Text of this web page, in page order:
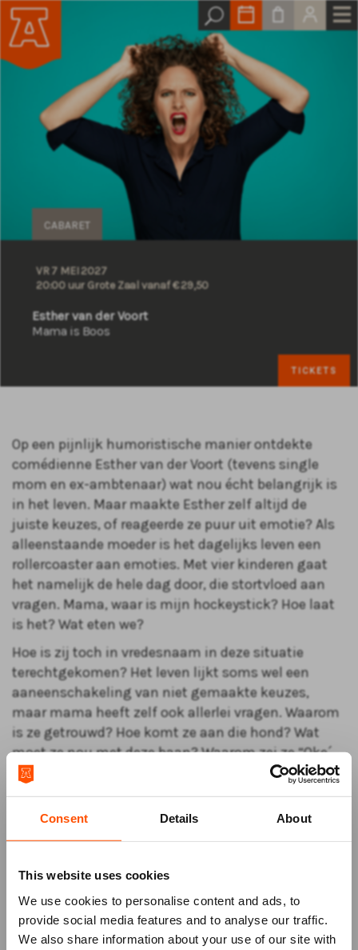
Consent Details About
This website uses cookies
We use cookies to personalise content and ads, to
provide social media features and to analyse our traffic.
We also share information about your use of our site with
Esther van der Voort
Mama is Boos
CABARET
VR 7 MEI 2027
20:00 uur Grote Zaal vanaf € 29,50
TICKETS
Op een pijnlijk humoristische manier ontdekte
comédienne Esther van der Voort (tevens single
mom en ex-ambtenaar) wat nou écht belangrijk is
in het leven. Maar maakte Esther zelf altijd de
juiste keuzes, of reageerde ze puur uit emotie? Als
alleenstaande moeder is het dagelijks leven een
rollercoaster aan emoties. Met vier kinderen gaat
het namelijk de hele dag door, die stortvloed aan
vragen. Mama, waar is mijn hockeystick? Hoe laat
is het? Wat eten we?
Hoe is zij toch in vredesnaam in deze situatie
terechtgekomen? Het leven lijkt soms wel een
aaneenschakeling van niet gemaakte keuzes,
maar mama heeft zelf ook allerlei vragen. Waarom
is ze getrouwd? Hoe komt ze aan die hond? Wat
moet ze nou met deze baan? Waarom zei ze “Oke´,
we doen nog een kind,” terwijl het uitkiezen van een
bank soms twee jaar kan duren?
Het wordt Esther af en toe te veel en berg je dan
maar, want mama is boos.
Boos op d’r kinderen, boos op d’r ex, boos op het
navigatiesysteem, boos op d’r baas – maar vooral:
boos op zichzelf.